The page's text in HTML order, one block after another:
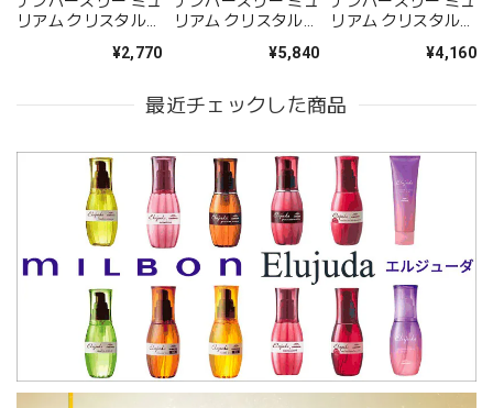
リアム クリスタル
プーA 250ml--¥2,770
リアム クリスタル
プーA 660ml--¥5,840
リアム クリスタル
プーA 500ml(レフィ
¥4,160
最近チェックした商品